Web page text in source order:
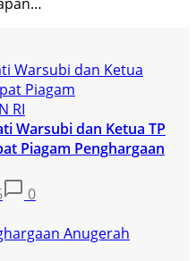
Warsubi dan Ketua TP
Piagam Penghargaan
0